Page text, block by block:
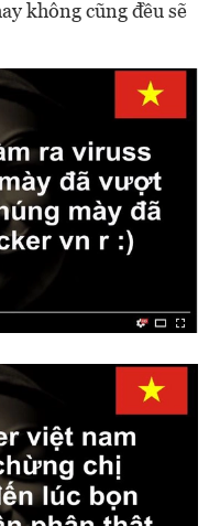
không cũng đều sẽ